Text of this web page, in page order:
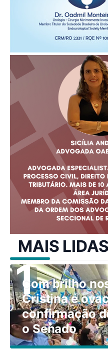
MAIS LIDAS
Com brilho
Cristina é
confirmação
o Senado